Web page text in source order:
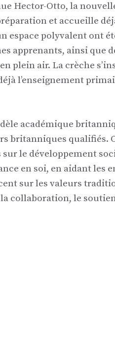
Hector-Otto, la
et accueille
espace polyvalent ont
apprenants, ainsi que
plein air. La crèche
l’enseignement
académique
britanniques qualifiés.
sur le développement
en soi, en aidant les
sur les valeurs
collaboration, le